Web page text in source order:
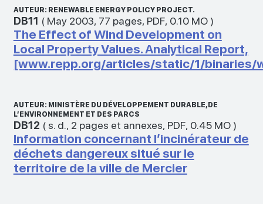
AUTEUR: RENEWABLE ENERGY POLICY PROJECT.
DB11 ( May 2003, 77 pages, PDF, 0.10 MO)
The Effect of Wind Development on
Local Property Values. Analytical Report,
[www.repp.org/articles/static/1/binaries/
AUTEUR: MINISTÈRE DU DÉVELOPPEMENT DURABLE, DE
L’ENVIRONNEMENT ET DES PARCS
DB12 ( s. d., 2 pages et annexes, PDF, 0.45 MO)
Information concernant l’incinérateur de
déchets dangereux situé sur le
territoire de la ville de Mercier